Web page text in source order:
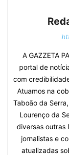
A GAZZETA
portal de
com
Atuamos na
Taboão da
Lourenço da
diversas outras
jornalistas e
atualizadas